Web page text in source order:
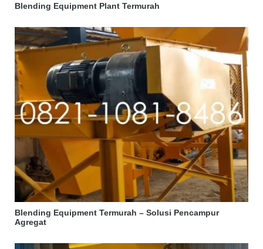
Blending Equipment Plant Termurah
Blending Equipment Termurah – Solusi Pencampur
Agregat